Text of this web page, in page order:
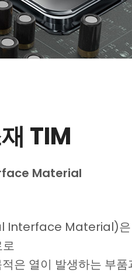
TIM
Material
Material)은
은 열이 발생하는 부